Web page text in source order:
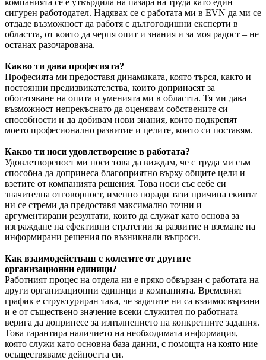
компанията се е утвърдила на пазара на труда като един
сигурен работодател. Надявах се с работата ми в EVN да ми се
отдаде възможност да работя с дългогодишни експерти в
областта, от които да черпя опит и знания и за моя радост – не
останах разочарована.
Какво ти дава професията?
Професията ми предоставя динамиката, която търся, както и
постоянни предизвикателства, които допринасят за
обогатяване на опита и уменията ми в областта. Тя ми дава
възможност непрекъснато да оценявам собствените си
способности и да добивам нови знания, които подкрепят
моето професионално развитие и целите, които си поставям.
Какво ти носи удовлетворение в работата?
Удовлетвореност ми носи това да виждам, че с труда ми съм
способна да допринеса благоприятно върху общите цели и
взетите от компанията решения. Това носи със себе си
значителна отговорност, именно поради тази причина екипът
ни се стреми да предоставя максимално точни и
аргументирани резултати, които да служат като основа за
изграждане на ефективни стратегии за развитие и вземане на
информирани решения по възникнали въпроси.
Как взаимодействаш с колегите от другите
организационни единици?
Работният процес на отдела ни е пряко обвързан с работата на
други организационни единици в компанията. Времевият
график е структуриран така, че задачите ни са взаимосвързани
и е от съществено значение всеки служител по работната
верига да допринесе за изпълнението на конкретните задания.
Това гарантира наличието на необходимата информация,
която служи като основна база данни, с помощта на която ние
осъществяваме дейността си.